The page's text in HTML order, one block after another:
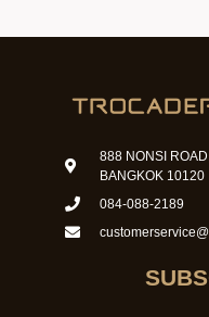
888 NONSI
BANGKOK 10120
084-088-2189